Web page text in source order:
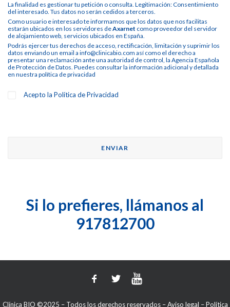
La finalidad es gestionar tu petición o consulta. Legitimación: Consentimiento
del interesado. Tus datos no serán cedidos a terceros.
Como usuario e interesado te informamos que los datos que nos facilitas
estarán ubicados en los servidores deAxarnet como proveedor del servidor
de alojamiento web, servicios ubicados en España.
Podrás ejercer tus derechos de acceso, rectificación, limitación y suprimir los
datos enviando un email a info@clinicabio.com así como el derecho a
presentar una reclamación ante una autoridad de control, la Agencia Española
de Protección de Datos. Puedes consultar la información adicional y detallada
en nuestra política de privacidad
Acepto laPolítica de Privacidad
Si lo prefieres, llámanos al
917812700
Clínica BIO ©2025 – Todos los derechos reservados –Aviso legal –Política